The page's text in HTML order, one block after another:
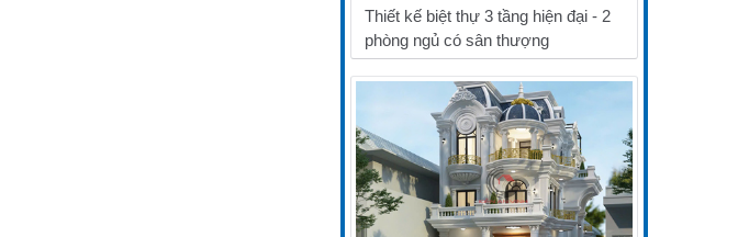
Thiết kế biệt thự 3 tầng hiện đại - 2
phòng ngủ có sân thượng